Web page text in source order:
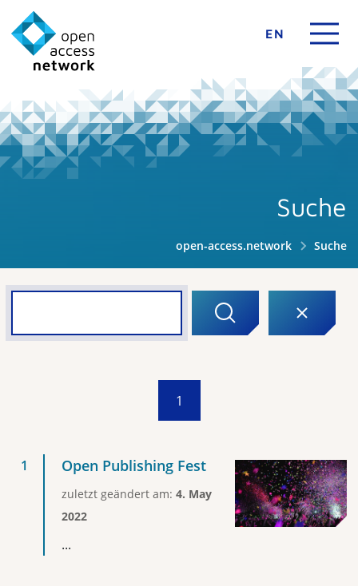
EN
Suche
open-access.network Suche
1
Open Publishing Fest
zuletzt geändert am: 4. May
2022
...